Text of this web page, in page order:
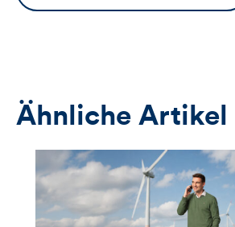
Button
Ähnliche Artikel